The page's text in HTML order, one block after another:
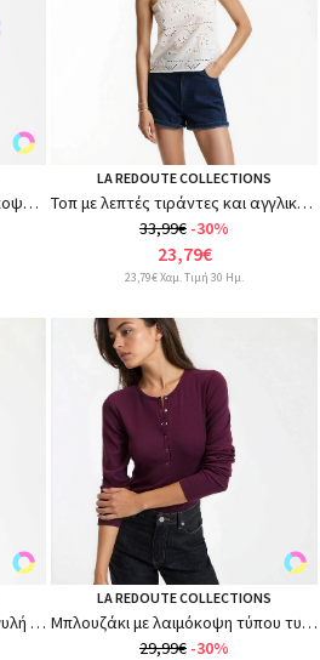
Μπλούζα με στρογγυλή λαιμόκοψη και μακριά μανίκια
LA REDOUTE COLLECTIONS
Τοπ με λεπτές τιράντες και αγγλική δαντέλα
33,99€ -30%
23,79€
23,79€ Χαμ. Τιμή 30 Ημ.
Κοντομάνικο Τ-shirt με στρογγυλή λαιμόκοψη και δέσιμο
LA REDOUTE COLLECTIONS
Μπλουζάκι με λαιμόκοψη τύπου τυνησιακή, μακρυμάνικο
29,99€ -30%